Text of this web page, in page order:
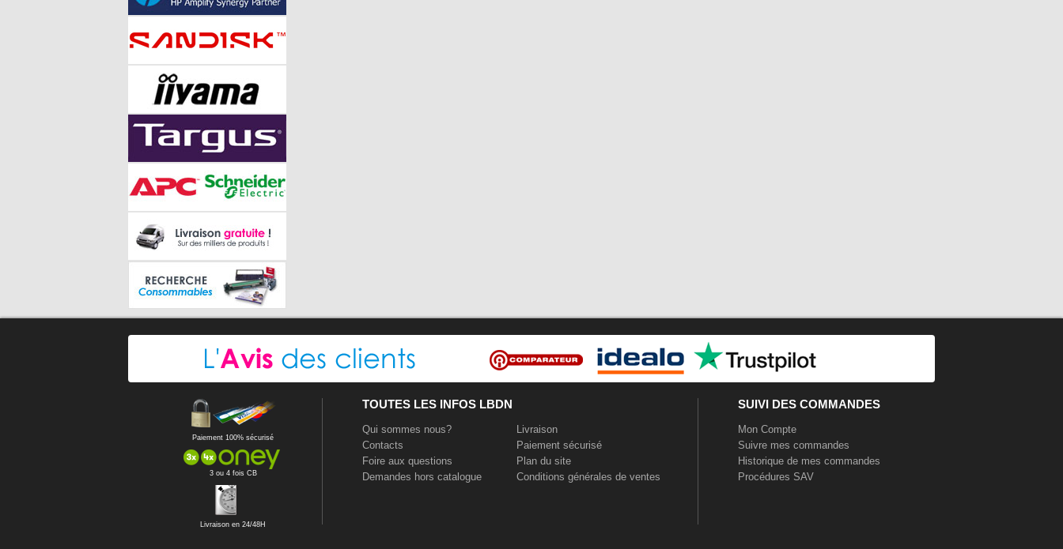
Paiement 100% sécurisé
3 ou 4 fois CB
Livraison en 24/48H
TOUTES LES INFOS LBDN
Qui sommes nous?
Contacts
Foire aux questions
Demandes hors catalogue
Livraison
Paiement sécurisé
Plan du site
Conditions générales de ventes
SUIVI DES COMMANDES
Mon Compte
Suivre mes commandes
Historique de mes commandes
Procédures SAV